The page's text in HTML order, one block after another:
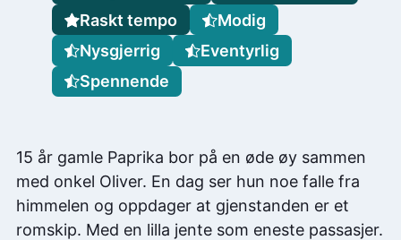
15 år gamle Paprika bor på en øde øy sammen
med onkel Oliver. En dag ser hun noe falle fra
himmelen og oppdager at gjenstanden er et
romskip. Med en lilla jente som eneste passasjer.
Raskt tempo
Modig
Nysgjerrig
Eventyrlig
Spennende